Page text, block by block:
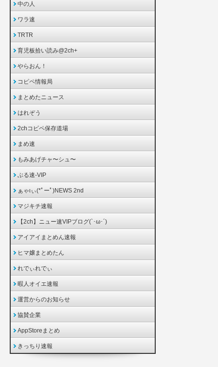
中の人
ワラ速
TRTR
育児板拾い読み@2ch+
やらおん！
コピペ情報局
まとめたニュース
はれぞう
2chコピペ保存道場
まめ速
もみあげチャ〜シュ〜
ぶる速-VIP
ぁゃιぃ(*ﾟーﾟ)NEWS 2nd
マジキチ速報
【2ch】ニュー速VIPブログ(`･ω･´)
アイアイまとめん速報
ヒマ嬢まとめたん
れでぃれでぃ
暇人オイエ速報
運営からのお知らせ
協賛企業
AppStoreまとめ
きっちり速報